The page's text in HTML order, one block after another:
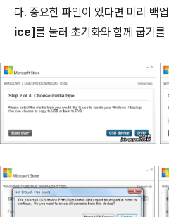
다. 중요한 파일이 있다면 미리 백
ice]를 눌러 초기화와 함께 굽기를